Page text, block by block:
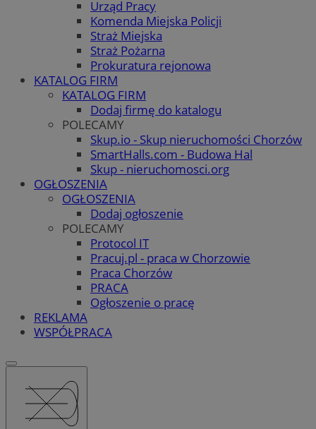
Urząd Pracy
Komenda Miejska Policji
Straż Miejska
Straż Pożarna
Prokuratura rejonowa
KATALOG FIRM
KATALOG FIRM
Dodaj firmę do katalogu
POLECAMY
Skup.io - Skup nieruchomości Chorzów
SmartHalls.com - Budowa Hal
Skup - nieruchomosci.org
OGŁOSZENIA
OGŁOSZENIA
Dodaj ogłoszenie
POLECAMY
Protocol IT
Pracuj.pl - praca w Chorzowie
Praca Chorzów
PRACA
Ogłoszenie o pracę
REKLAMA
WSPÓŁPRACA